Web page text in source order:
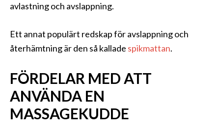
avlastning och avslappning.
Ett annat populärt redskap för avslappning och
återhämtning är den så kallade spikmattan.
FÖRDELAR MED ATT
ANVÄNDA EN
MASSAGEKUDDE